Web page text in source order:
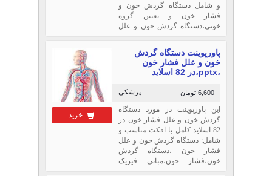
و شامل دستگاه گردش خون و
فشار خون و تعیین گروه
خونی،دستگاه گردش خون و علل
خون،فشار خون،مبانی فیزیک
خون،آناتومی و فیزیولوژی دستگاه
گردش خون ،علائم بیماریهای
قلبی،اندازه گیری فشار
خرید
پاورپوینت دستگاه گردش
خون و علل فشار خون
،pptx،در 82 اسلاید
پزشکی 6,600 تومان
این پاورپوینت در مورد دستگاه
گردش خون و علل فشار خون در
82 اسلاید کامل با افکت مناسب و
شامل: دستگاه گردش خون و علل
فشار خون ،دستگاه گردش
خون،فشار خون،مبانی فیزیک